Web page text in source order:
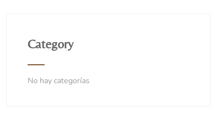
Category
No hay categorías